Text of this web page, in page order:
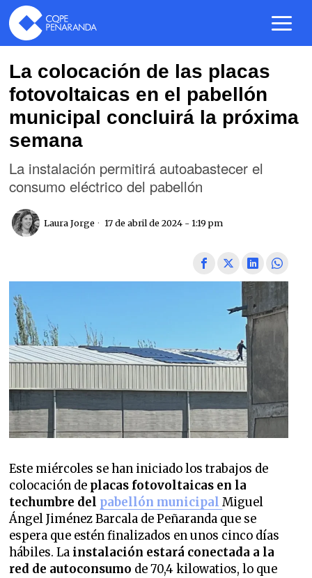
La colocación de las placas
fotovoltaicas en el pabellón
municipal concluirá la próxima
semana
La instalación permitirá autoabastecer el
consumo eléctrico del pabellón
Laura Jorge 17 de abril de 2024 - 1:19 pm
Este miércoles se han iniciado los trabajos de
colocación de placas fotovoltaicas en la
techumbre del pabellón municipalMiguel
Ángel Jiménez Barcala de Peñaranda que se
espera que estén finalizados en unos cinco días
hábiles. La instalación estará conectada a la
red de autoconsumo de 70,4 kilowatios, lo que